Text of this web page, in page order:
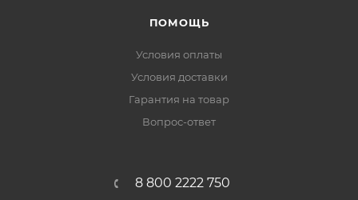
ПОМОЩЬ
Условия оплаты
Условия доставки
Гарантия на товар
Вопрос-ответ
8 800 2222 750